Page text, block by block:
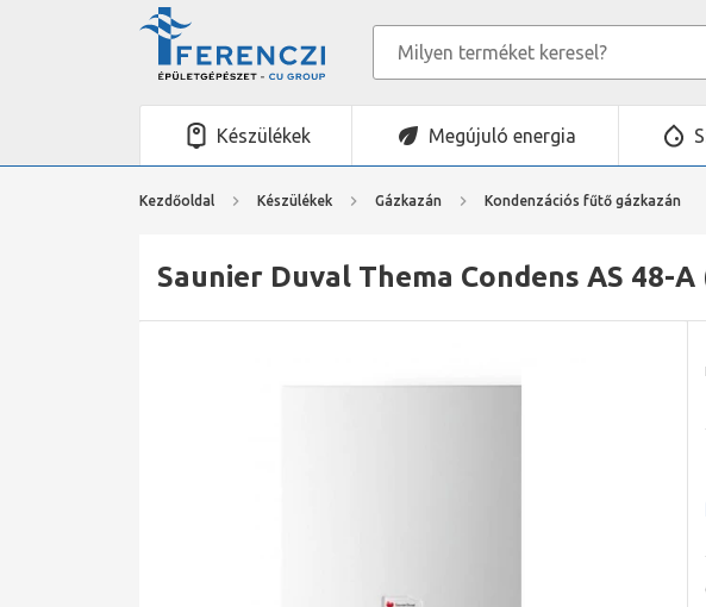
Készülékek Megújuló energia
Kezdőoldal Készülékek Gázkazán Kondenzációs fűtő gázkazán
Saunier Duval Thema Condens AS 48-